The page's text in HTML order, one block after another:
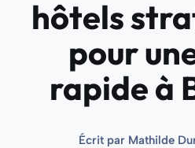
hôtels
pour
rapide à
Écrit par Mathilde